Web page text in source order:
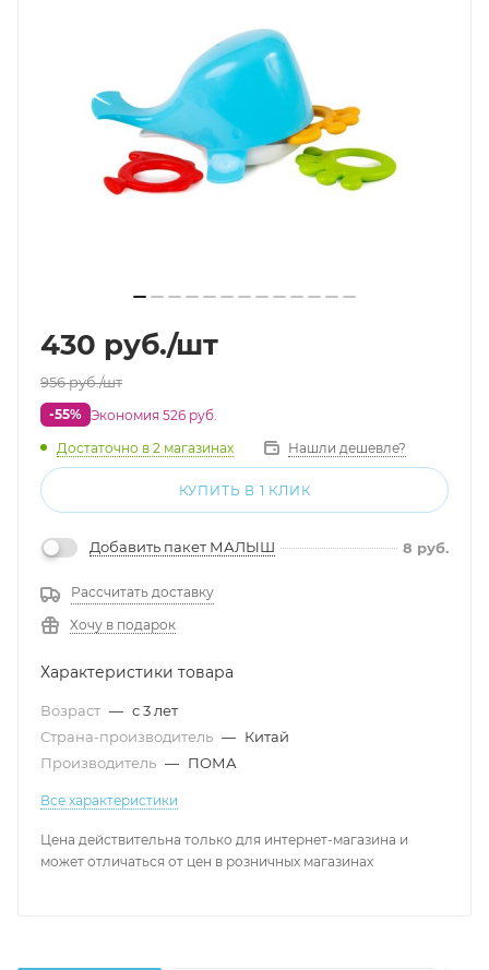
430 руб./шт
956руб./шт
-55% Экономия 526 руб.
Достаточно в 2 магазинах Нашли дешевле?
КУПИТЬ В 1 КЛИК
Добавить пакет МАЛЫШ 8 руб.
Рассчитать доставку
Хочу в подарок
Характеристики товара
Возраст — с 3 лет
Страна-производитель — Китай
Производитель — ПОМА
Все характеристики
Цена действительна только для интернет-магазина и
может отличаться от цен в розничных магазинах